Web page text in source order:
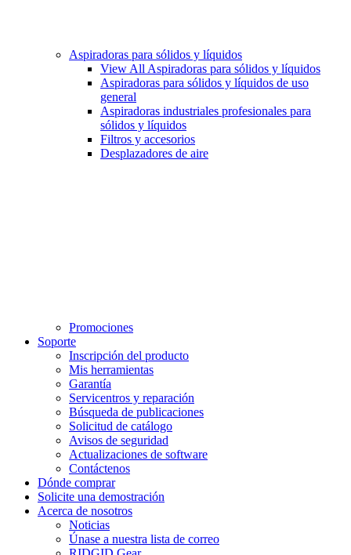
Aspiradoras para sólidos y líquidos
View All Aspiradoras para sólidos y líquidos
Aspiradoras para sólidos y líquidos de uso
general
Aspiradoras industriales profesionales para
sólidos y líquidos
Filtros y accesorios
Desplazadores de aire
Promociones
Soporte
Inscripción del producto
Mis herramientas
Garantía
Servicentros y reparación
Búsqueda de publicaciones
Solicitud de catálogo
Avisos de seguridad
Actualizaciones de software
Contáctenos
Dónde comprar
Solicite una demostración
Acerca de nosotros
Noticias
Únase a nuestra lista de correo